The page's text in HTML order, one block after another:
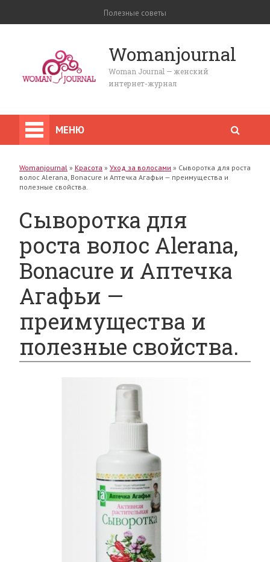
Полезные советы
Womanjournal
Woman Journal — женский
интернет-журнал
МЕНЮ
Womanjournal » Красота » Уход за волосами » Сыворотка для роста
волос Alerana, Bonacure и Аптечка Агафьи — преимущества и
полезные свойства.
Сыворотка для
роста волос Alerana,
Bonacure и Аптечка
Агафьи —
преимущества и
полезные свойства.